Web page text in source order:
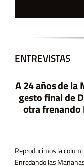
ENTREVISTAS
A 24 años de la
gesto final de
otra frenando
Reproducimos la
Enredando las